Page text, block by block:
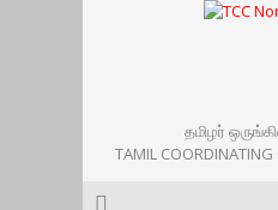
தமிழர்
TAMIL